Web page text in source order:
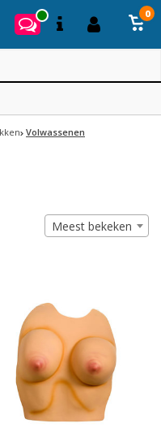
0
Volwassenen
Meest bekeken